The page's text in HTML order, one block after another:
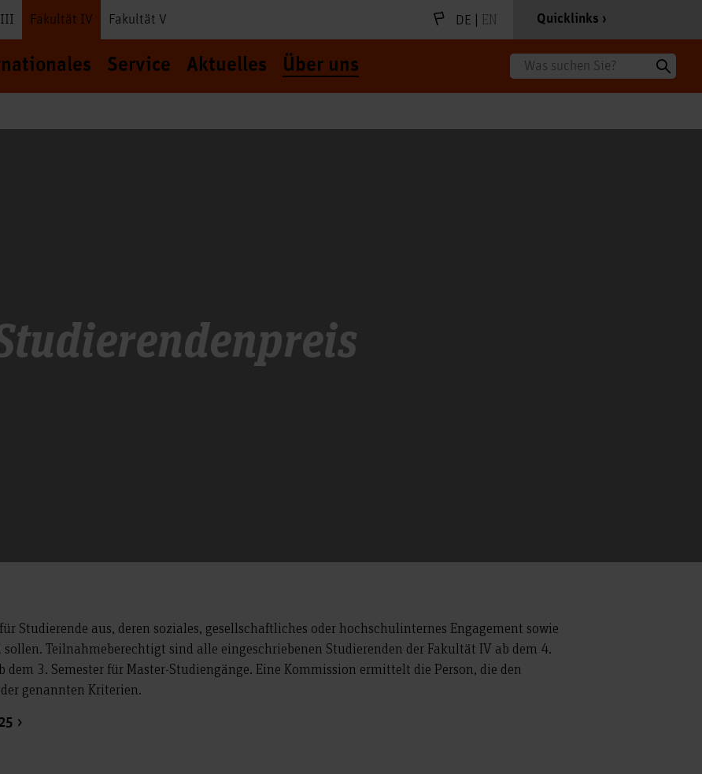
Fakultät IV Fakultät V DE | EN Quicklinks
Service Aktuelles Über uns Suche
Studierende aus, deren soziales, gesellschaftliches oder hochschulinternes Engagement sowie
Teilnahmeberechtigt sind alle eingeschriebenen Studierenden der Fakultät IV ab dem 4.
dem 3. Semester für Master-Studiengänge. Eine Kommission ermittelt die Person, die den
genannten Kriterien.